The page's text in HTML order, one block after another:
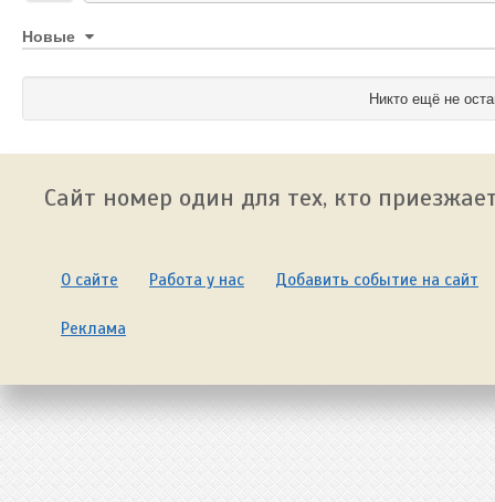
Новые
Никто ещё не
Сайт номер один для тех, кто
О сайте Работа у нас Добавить событие на сайт
Реклама